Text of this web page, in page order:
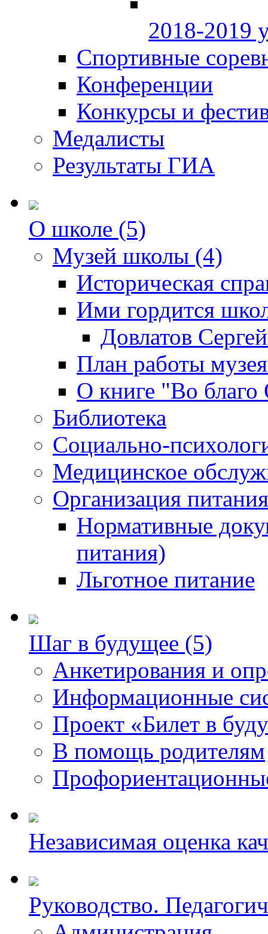
2018-2019
Спортивные
Конференции
Конкурсы и
Медалисты
Результаты ГИА
О школе (5)
Музей школы (4)
Историческая
Ими гордится
Довлатов
План работы
О книге "Во благо
Библиотека
Социально-
Медицинское
Организация
Нормативные
питания)
Льготное питание
Шаг в будущее (5)
Анкетирования и
Информационные
Проект «Билет в
В помощь родителям
Независимая оценка
Руководство.